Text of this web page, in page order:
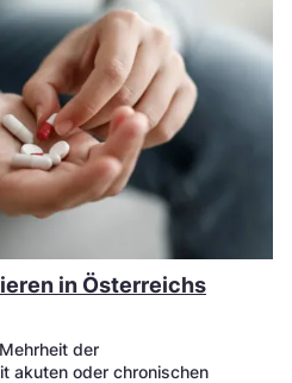
in Österreichs
der
akuten oder chronischen